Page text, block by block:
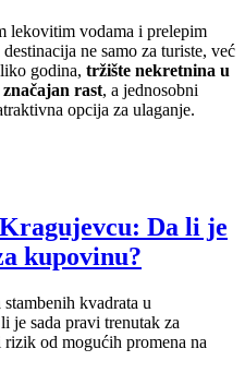
lekovitim vodama i prelepim
ne samo za turiste, već
godina, tržište nekretnina u
rast, a jednosobni
opcija za ulaganje.
Da li je
kupovinu?
kvadrata u
je sada pravi trenutak za
od mogućih promena na